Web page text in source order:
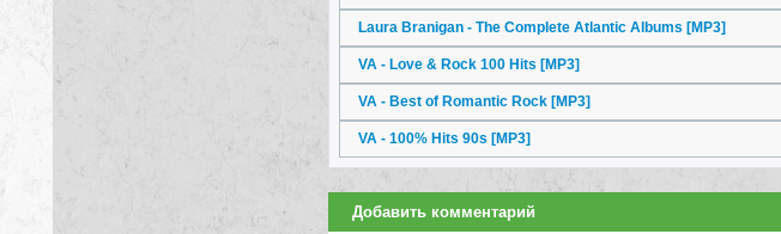
Laura Branigan - The Complete Atlantic Albums [MP3]
VA - Love & Rock 100 Hits [MP3]
VA - Best of Romantic Rock [MP3]
VA - 100% Hits 90s [MP3]
Добавить комментарий